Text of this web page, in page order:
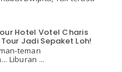
Hotel Votel Charis
Jadi Sepaket Loh!
teman
Liburan ...